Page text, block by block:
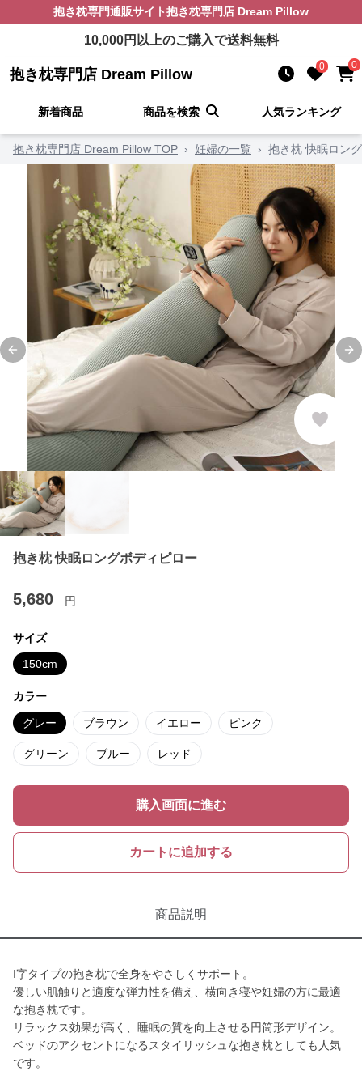
抱き枕専門通販サイト抱き枕専門店 Dream Pillow
10,000円以上のご購入で送料無料
抱き枕専門店 Dream Pillow 0 0
新着商品 商品を検索 人気ランキング
抱き枕専門店 Dream Pillow TOP › 妊婦の一覧 › 抱き枕 快眠ロン
Previous slide
抱き枕 快眠ロングボディピロー
5,680 円
サイズ
150cm
カラー
グレー ブラウン イエロー ピンク
グリーン ブルー レッド
購入画面に進む
カートに追加する
商品説明
I字タイプの抱き枕で全身をやさしくサポート。
優しい肌触りと適度な弾力性を備え、横向き寝や妊婦の方に最適
な抱き枕です。
リラックス効果が高く、睡眠の質を向上させる円筒形デザイン。
ベッドのアクセントになるスタイリッシュな抱き枕としても人気
です。